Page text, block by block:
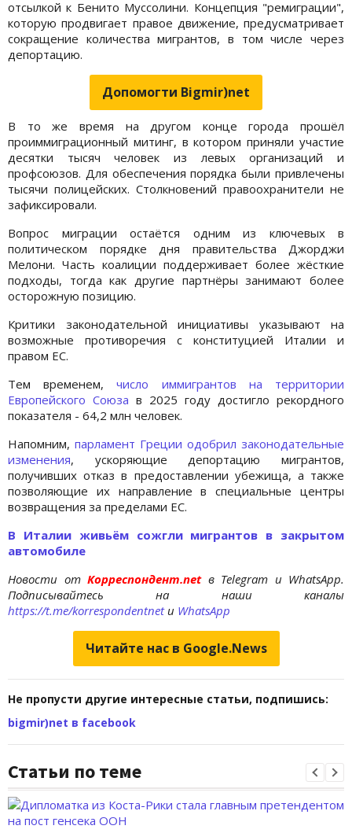
отсылкой к Бенито Муссолини. Концепция "ремиграции",
которую продвигает правое движение, предусматривает
сокращение количества мигрантов, в том числе через
депортацию.
Допомогти Bigmir)net
В то же время на другом конце города прошёл
проиммиграционный митинг, в котором приняли участие
десятки тысяч человек из левых организаций и
профсоюзов. Для обеспечения порядка были привлечены
тысячи полицейских. Столкновений правоохранители не
зафиксировали.
Вопрос миграции остаётся одним из ключевых в
политическом порядке дня правительства Джорджи
Мелони. Часть коалиции поддерживает более жёсткие
подходы, тогда как другие партнёры занимают более
осторожную позицию.
Критики законодательной инициативы указывают на
возможные противоречия с конституцией Италии и
правом ЕС.
Тем временем,число иммигрантов на территории
Европейского Союза в 2025 году достигло рекордного
показателя - 64,2 млн человек.
Напомним, парламент Греции одобрил законодательные
изменения, ускоряющие депортацию мигрантов,
получивших отказ в предоставлении убежища, а также
позволяющие их направление в специальные центры
возвращения за пределами ЕС.
В Италии живьём сожгли мигрантов в закрытом
автомобиле
Новости отКорреспондент.net в Telegram и WhatsApp.
Подписывайтесь на наши каналы
https://t.me/korrespondentnetи WhatsApp
Читайте нас в Google.News
Не пропусти другие интересные статьи, подпишись:
bigmir)net в facebook
Статьи по теме